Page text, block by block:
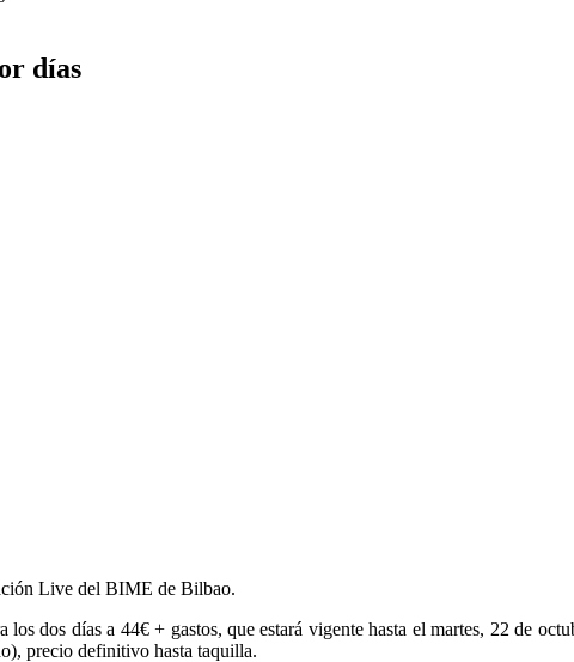
días
Live del BIME de Bilbao.
los dos días a 44€ + gastos, que estará vigente hasta el martes, 22 de
precio definitivo hasta taquilla.